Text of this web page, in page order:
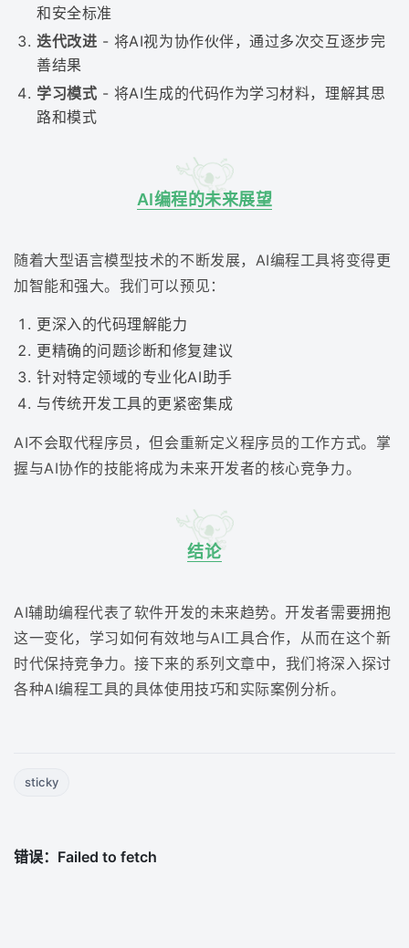
和安全标准
迭代改进 - 将AI视为协作伙伴，通过多次交互逐步完
善结果
学习模式 - 将AI生成的代码作为学习材料，理解其思
路和模式
AI编程的未来展望
随着大型语言模型技术的不断发展，AI编程工具将变得更
加智能和强大。我们可以预见：
更深入的代码理解能力
更精确的问题诊断和修复建议
针对特定领域的专业化AI助手
与传统开发工具的更紧密集成
AI不会取代程序员，但会重新定义程序员的工作方式。掌
握与AI协作的技能将成为未来开发者的核心竞争力。
结论
AI辅助编程代表了软件开发的未来趋势。开发者需要拥抱
这一变化，学习如何有效地与AI工具合作，从而在这个新
时代保持竞争力。接下来的系列文章中，我们将深入探讨
各种AI编程工具的具体使用技巧和实际案例分析。
sticky